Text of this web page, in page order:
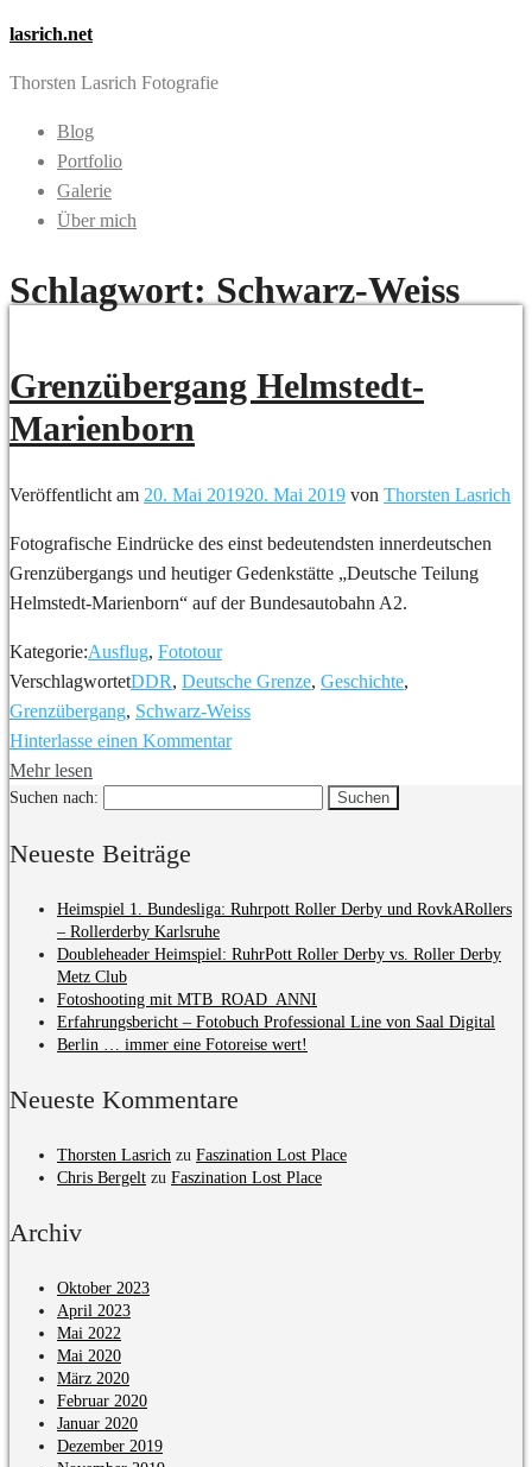
lasrich.net
Thorsten Lasrich Fotografie
Blog
Portfolio
Galerie
Über mich
Schlagwort:Schwarz-Weiss
Grenzübergang Helmstedt-
Marienborn
Veröffentlicht am 20. Mai 201920. Mai 2019 von Thorsten Lasrich
Fotografische Eindrücke des einst bedeutendsten innerdeutschen
Grenzübergangs und heutiger Gedenkstätte „Deutsche Teilung
Helmstedt-Marienborn“ auf der Bundesautobahn A2.
Kategorie:Ausflug, Fototour
VerschlagwortetDDR, Deutsche Grenze, Geschichte,
Grenzübergang, Schwarz-Weiss
Hinterlasse einen Kommentar
Mehr lesen
Suchen nach:
Neueste Beiträge
Heimspiel 1. Bundesliga: Ruhrpott Roller Derby und RovkARollers
– Rollerderby Karlsruhe
Doubleheader Heimspiel: RuhrPott Roller Derby vs. Roller Derby
Metz Club
Fotoshooting mit MTB_ROAD_ANNI
Erfahrungsbericht – Fotobuch Professional Line von Saal Digital
Berlin … immer eine Fotoreise wert!
Neueste Kommentare
Thorsten Lasrich zu Faszination Lost Place
Chris Bergelt zu Faszination Lost Place
Archiv
Oktober 2023
April 2023
Mai 2022
Mai 2020
März 2020
Februar 2020
Januar 2020
Dezember 2019